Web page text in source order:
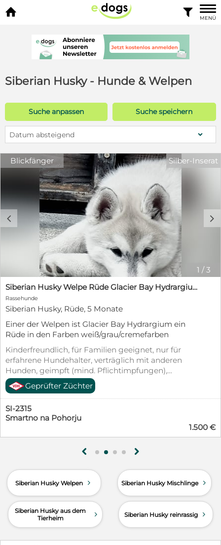
 
MENÜ
Siberian Husky - Hunde & Welpen
Suche anpassen Suche speichern
Datum absteigend
Blickfänger
1 /3
c d
Silber-Inserat
Siberian Husky Welpe Rüde Glacier Bay Hydrargium
Rassehunde
Siberian Husky, Rüde, 5 Monate
Einer der Welpen ist Glacier Bay Hydrargium ein
Rüde in den Farben weiß/grau/cremefarben
Kinderfreundlich, für Familien geeignet, nur für
erfahrene Hundehalter, verträglich mit anderen
Hunden, geimpft (mind. Pflichtimpfungen),
entwurmt, gechipt, mit EU-Heimtierausweis
Geprüfter Züchter
SI-2315
Smartno na Pohorju
1.500 €
g h
Siberian Husky Welpen d Siberian Husky Mischlinge d
Siberian Husky aus dem
Tierheim
d Siberian Husky reinrassig d